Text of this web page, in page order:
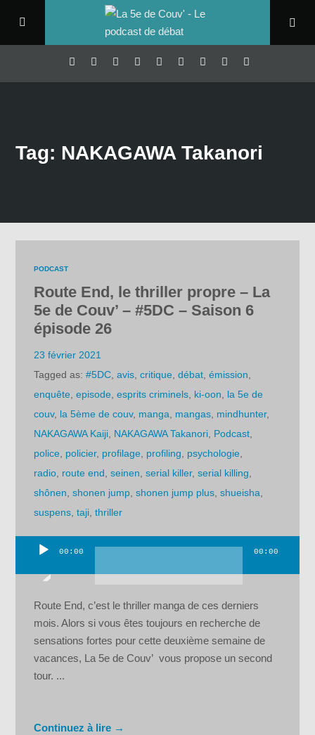
Tag: NAKAGAWA Takanori
PODCAST
Route End, le thriller propre – La
5e de Couv’ – #5DC – Saison 6
épisode 26
23 février 2021
Tagged as:#5DC ,avis ,critique ,débat ,émission
enquête ,episode ,esprits criminels ki-oon
la 5e de
couv, la 5ème de couv, manga mangas mindhunter,
NAKAGAWA Kaiji NAKAGAWA Takanori Podcast
police policier, profilage profiling psychologie
radio route end ,seinen ,serial killer,serial killing
shônen ,shonen jump ,shonen jump plus ,shueisha
suspens ,taji ,thriller
00:00 00:00
Route End, c’est le thriller manga de ces derniers
mois. Alors si vous êtes toujours en recherche de
sensations fortes pour cette deuxième semaine de
vacances, La 5e de Couv’ vous propose un second
tour. ...
Continuez à lire →